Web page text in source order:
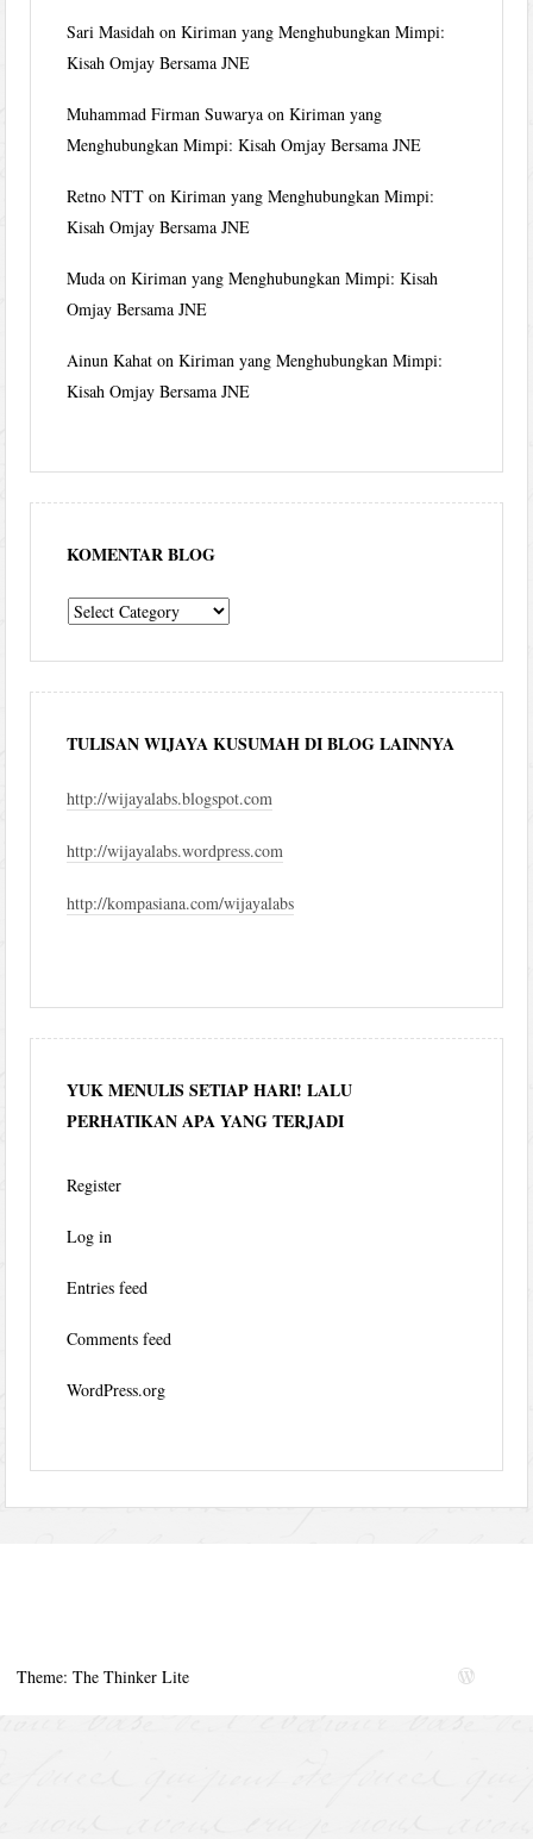
Sari Masidah onKiriman yang Menghubungkan Mimpi:
Kisah Omjay Bersama JNE
Muhammad Firman Suwarya onKiriman yang
Menghubungkan Mimpi: Kisah Omjay Bersama JNE
Retno NTT onKiriman yang Menghubungkan Mimpi:
Kisah Omjay Bersama JNE
Muda onKiriman yang Menghubungkan Mimpi: Kisah
Omjay Bersama JNE
Ainun Kahat onKiriman yang Menghubungkan Mimpi:
Kisah Omjay Bersama JNE
KOMENTAR BLOG
komentar
TULISAN WIJAYA KUSUMAH DI BLOG LAINNYA
http://wijayalabs.blogspot.com
http://wijayalabs.wordpress.com
http://kompasiana.com/wijayalabs
YUK MENULIS SETIAP HARI! LALU
PERHATIKAN APA YANG TERJADI
Register
Log in
Entries feed
Comments feed
WordPress.org
Theme: The Thinker Lite